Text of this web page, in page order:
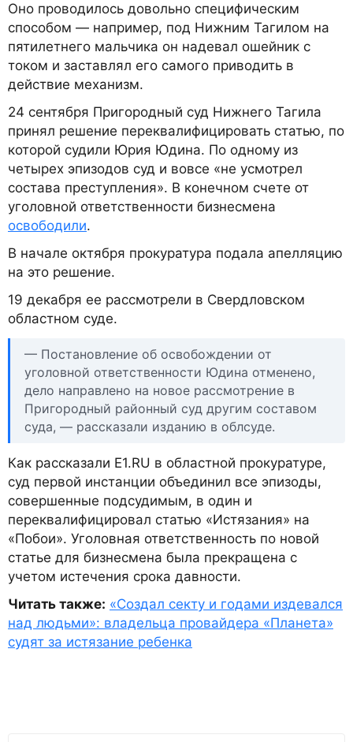
Оно проводилось довольно специфическим
способом — например, под Нижним Тагилом на
пятилетнего мальчика он надевал ошейник с
током и заставлял его самого приводить в
действие механизм.
24 сентября Пригородный суд Нижнего Тагила
принял решение переквалифицировать статью, по
которой судили Юрия Юдина. По одному из
четырех эпизодов суд и вовсе «не усмотрел
состава преступления». В конечном счете от
уголовной ответственности бизнесмена
освободили.
В начале октября прокуратура подала апелляцию
на это решение.
19 декабря ее рассмотрели в Свердловском
областном суде.
— Постановление об освобождении от
уголовной ответственности Юдина отменено,
дело направлено на новое рассмотрение в
Пригородный районный суд другим составом
суда, — рассказали изданию в облсуде.
Как рассказали E1.RU в областной прокуратуре,
суд первой инстанции объединил все эпизоды,
совершенные подсудимым, в один и
переквалифицировал статью «Истязания» на
«Побои». Уголовная ответственность по новой
статье для бизнесмена была прекращена с
учетом истечения срока давности.
Читать также: «Создал секту и годами издевался
над людьми»: владельца провайдера «Планета»
судят за истязание ребенка